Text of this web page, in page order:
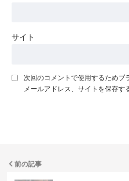
サイト
次回のコメントで使用するためブ
メールアドレス、サイトを保存す
前の記事